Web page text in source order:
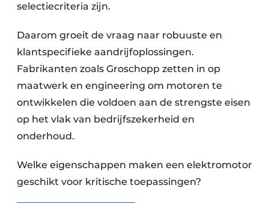
selectiecriteria zijn.
Daarom groeit de vraag naar robuuste en
klantspecifieke aandrijfoplossingen.
Fabrikanten zoals Groschopp zetten in op
maatwerk en engineering om motoren te
ontwikkelen die voldoen aan de strengste eisen
op het vlak van bedrijfszekerheid en
onderhoud.
Welke eigenschappen maken een elektromotor
geschikt voor kritische toepassingen?